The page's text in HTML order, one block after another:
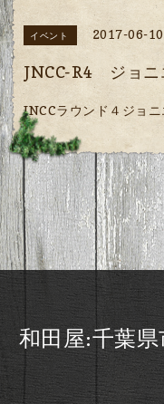
イベント 2017-06-
JNCC-R4 ジョニ
JNCCラウンド４ジョ
和田屋:千葉